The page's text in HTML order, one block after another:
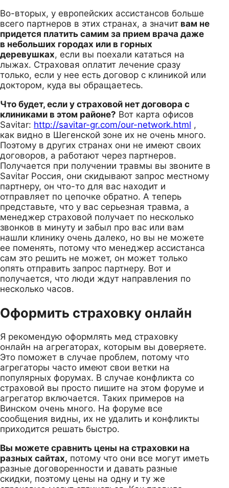
Во-вторых, у европейских ассистансов больше
всего партнеров в этих странах, а значит вам не
придется платить самим за прием врача даже
в небольших городах или в горных
деревушках, если вы поехали кататься на
лыжах. Страховая оплатит лечение сразу
только, если у нее есть договор с клиникой или
доктором, куда вы обращаетесь.
Что будет, если у страховой нет договора с
клиниками в этом районе? Вот карта офисов
Savitar: http://savitar-gr.com/our-network.html ,
как видно в Шегенской зоне их не очень много.
Поэтому в других странах они не имеют своих
договоров, а работают через партнеров.
Получается при получении травмы вы звоните в
Savitar Россия, они скидывают запрос местному
партнеру, он что-то для вас находит и
отправляет по цепочке обратно. А теперь
представьте, что у вас серьезная травма, а
менеджер страховой получает по несколько
звонков в минуту и забыл про вас или вам
нашли клинику очень далеко, но вы не можете
ее поменять, потому что менеджер ассистанса
сам это решить не может, он может только
опять отправить запрос партнеру. Вот и
получается, что люди ждут направления по
несколько часов.
Оформить страховку онлайн
Я рекомендую оформлять мед страховку
онлайн на агрегаторах, которым вы доверяете.
Это поможет в случае проблем, потому что
агрегаторы часто имеют свои ветки на
популярных форумах. В случае конфликта со
страховой вы просто пишите на этом форуме и
агрегатор включается. Таких примеров на
Винском очень много. На форуме все
сообщения видны, их не удалить и конфликты
приходится решать быстро.
Вы можете сравнить цены на страховки на
разных сайтах, потому что они все могут иметь
разные договоренности и давать разные
скидки, поэтому цены на одну и ту же